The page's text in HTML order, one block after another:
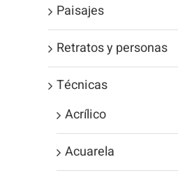
Paisajes
Retratos y personas
Técnicas
Acrílico
Acuarela